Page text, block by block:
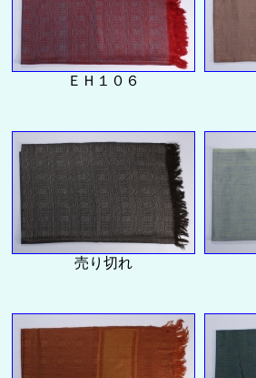
ＥＨ１０６
売り切れ